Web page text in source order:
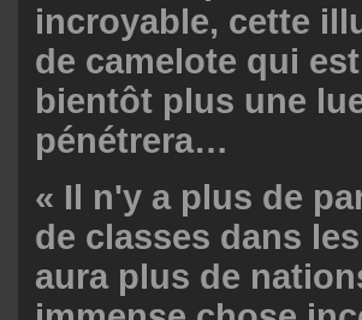
incroyable, cette
de camelote qui
bientôt plus une
pénétrera…
« Il n'y a plus de
de classes dans
aura plus de